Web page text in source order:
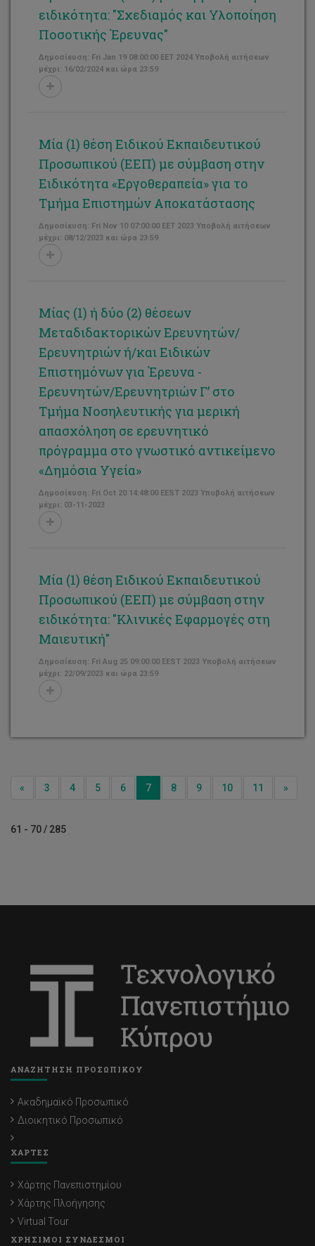
ειδικότητα: "Σχεδιαμός και Υλοποίηση
Ποσοτικής Έρευνας"
Δημοσίευση: Fri Jan 19 08:00:00 EET 2024 Υποβολή αιτήσεων
μέχρι: 16/02/2024 και ώρα 23:59
Μία (1) θέση Ειδικού Εκπαιδευτικού
Προσωπικού (ΕΕΠ) με σύμβαση στην
Ειδικότητα «Εργοθεραπεία» για το
Τμήμα Επιστημών Αποκατάστασης
Δημοσίευση: Fri Nov 10 07:00:00 EET 2023 Υποβολή αιτήσεων
μέχρι: 08/12/2023 και ώρα 23:59
Μίας (1) ή δύο (2) θέσεων
Μεταδιδακτορικών Ερευνητών/
Ερευνητριών ή/και Ειδικών
Επιστημόνων για Έρευνα -
Ερευνητών/Ερευνητριών Γ’ στο
Τμήμα Νοσηλευτικής για μερική
απασχόληση σε ερευνητικό
πρόγραμμα στο γνωστικό αντικείμενο
«Δημόσια Υγεία»
Δημοσίευση: Fri Oct 20 14:48:00 EEST 2023 Υποβολή αιτήσεων
μέχρι: 03-11-2023
Μία (1) θέση Ειδικού Εκπαιδευτικού
Προσωπικού (ΕΕΠ) με σύμβαση στην
ειδικότητα: "Κλινικές Εφαρμογές στη
Μαιευτική"
Δημοσίευση: Fri Aug 25 09:00:00 EEST 2023 Υποβολή αιτήσεων
μέχρι: 22/09/2023 και ώρα 23:59
« Previous
3 4 5 6 7 8 9 10 11 »
61 - 70 / 285
ΑΝΑΖΗΤΗΣΗ ΠΡΟΣΩΠΙΚΟΥ
Ακαδημαϊκό Προσωπικό
Διοικητικό Προσωπικό
ΧΑΡΤΕΣ
Χάρτης Πανεπιστημίου
Χάρτης Πλοήγησης
Virtual Tour
ΧΡΗΣΙΜΟΙ ΣΥΝΔΕΣΜΟΙ